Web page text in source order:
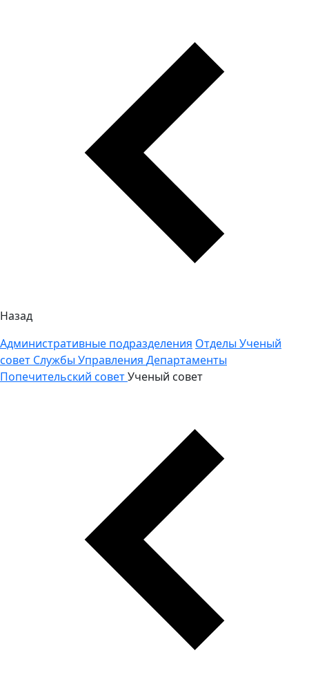
Назад
Административные подразделения Отделы Ученый
совет Службы Управления Департаменты
Попечительский советУченый совет